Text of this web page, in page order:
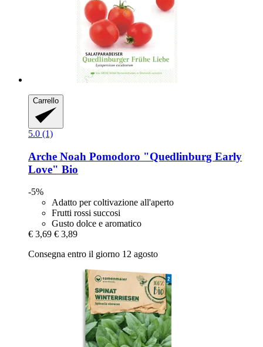
Carrello
5.0 (1)
Arche Noah Pomodoro "Quedlinburg Early
Love" Bio
-5%
Adatto per coltivazione all'aperto
Frutti rossi succosi
Gusto dolce e aromatico
€ 3,69 € 3,89
Consegna entro il giorno 12 agosto